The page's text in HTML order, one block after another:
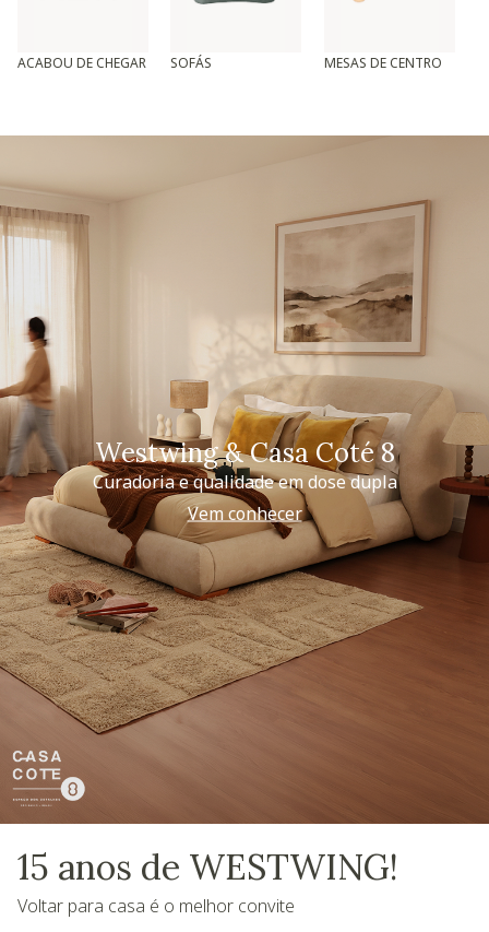
ACABOU DE CHEGAR SOFÁS MESAS DE CENTRO
Westwing & Casa Coté 8
Curadoria e qualidade em dose dupla
Vem conhecer
15 anos de WESTWING!
Voltar para casa é o melhor convite